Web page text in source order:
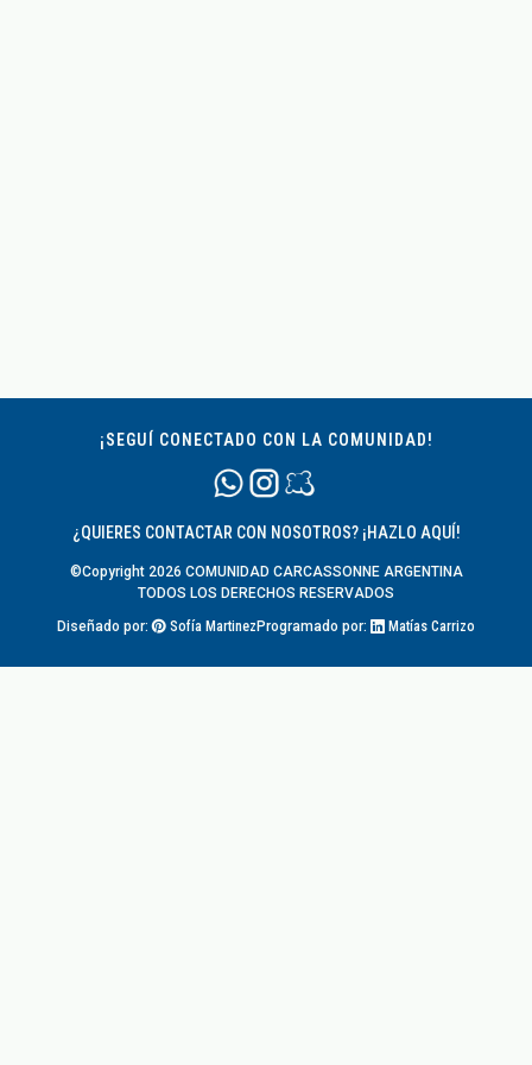
¡SEGUÍ CONECTADO CON LA COMUNIDAD!
¿QUIERES CONTACTAR CON NOSOTROS? ¡HAZLO AQUÍ!
©Copyright 2026 COMUNIDAD CARCASSONNE ARGENTINA
TODOS LOS DERECHOS RESERVADOS
Diseñado por:
Sofía Martinez Programado por: Matías Carrizo